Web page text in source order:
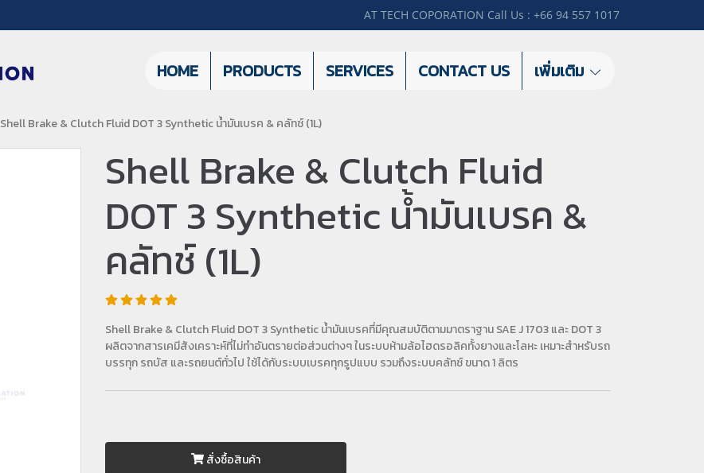
AT TECH COPORATION Call Us : +66 94 557 1017
HOME PRODUCTS SERVICES CONTACT US เพิ่มเติม
Shell Brake & Clutch Fluid DOT 3 Synthetic น้ำมันเบรค & คลัทช์ (1L)
Shell Brake & Clutch Fluid
DOT 3 Synthetic น้ำมันเบรค &
คลัทช์ (1L)
Shell Brake & Clutch Fluid DOT 3 Synthetic น้ำมันเบรคที่มีคุณสมบัติตามมาตราฐาน SAE J 1703 และ DOT 3
ผลิตจากสารเคมีสังเคราะห์ที่ไม่ทำอันตรายต่อส่วนต่างๆ ในระบบห้ามล้อไฮดรอลิคทั้งยางและโลหะ เหมาะสำหรับรถ
บรรทุก รถบัส และรถยนต์ทั่วไป ใช้ได้กับระบบเบรคทุกรูปแบบ รวมถึงระบบคลัทช์ ขนาด 1 ลิตร
สั่งซื้อสินค้า